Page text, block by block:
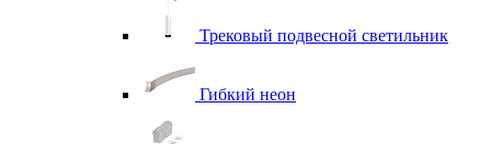
Трековый подвесной светильник
Гибкий неон